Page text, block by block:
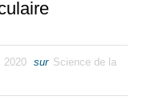
2020 sur Science de la